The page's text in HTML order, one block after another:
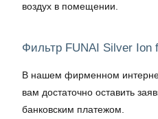
воздух в помещении.
Фильтр FUNAI Silver
В нашем фирменном
вам достаточно оставить
банковским платежом.